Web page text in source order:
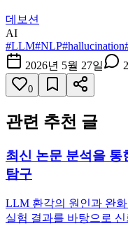
데보션
AI
#LLM#NLP#hallucination
2026년 5월 27일
2
0
관련 추천 글
최신 논문 분석을
탐구
LLM 환각의 원인과 완
실험 결과를 바탕으로